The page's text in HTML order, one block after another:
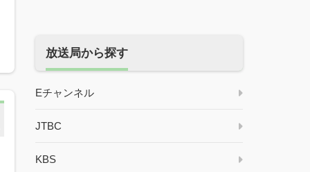
放送局から探す
Eチャンネル
JTBC
KBS